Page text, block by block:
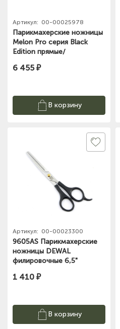
Артикул: 00-00025978
Парикмахерские ножницы
Melon Pro серия Black
Edition прямые/
6 455 ₽
В корзину
Артикул: 00-00023300
9605AS Парикмахерские
ножницы DEWAL
филировочные 6,5"
1 410 ₽
В корзину